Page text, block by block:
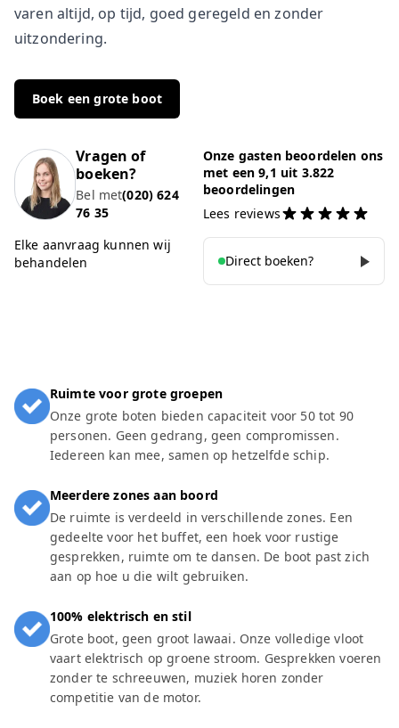
varen altijd, op tijd, goed geregeld en zonder
uitzondering.
Boek een grote boot
Vragen of
boeken?
Bel met(020) 624
76 35
Elke aanvraag kunnen wij
behandelen
Onze gasten beoordelen ons
met een 9,1 uit 3.822
beoordelingen
Lees reviews
Direct boeken?
Ruimte voor grote groepen
Onze grote boten bieden capaciteit voor 50 tot 90
personen. Geen gedrang, geen compromissen.
Iedereen kan mee, samen op hetzelfde schip.
Meerdere zones aan boord
De ruimte is verdeeld in verschillende zones. Een
gedeelte voor het buffet, een hoek voor rustige
gesprekken, ruimte om te dansen. De boot past zich
aan op hoe u die wilt gebruiken.
100% elektrisch en stil
Grote boot, geen groot lawaai. Onze volledige vloot
vaart elektrisch op groene stroom. Gesprekken voeren
zonder te schreeuwen, muziek horen zonder
competitie van de motor.